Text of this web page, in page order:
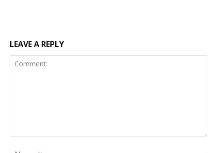
LEAVE A REPLY